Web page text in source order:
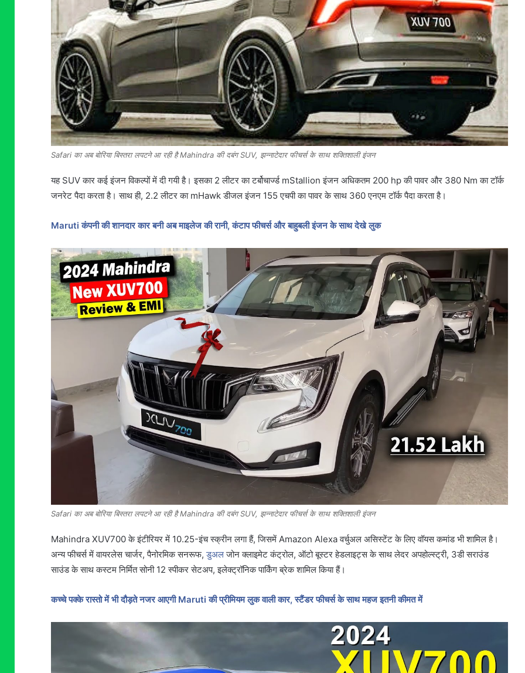
Safari का अब बोरिया बिस्तरा लपटने आ रही है Mahindra की दबंग SUV, झन्नाटेदार फीचर्स के साथ शक्तिशाली इंजन
यह SUV कार कई इंजन विकल्पों में दी गयी है। इसका 2 लीटर का टर्बोचार्ज्ड mStallion इंजन अधिकतम 200 hp की पावर और 380 Nm का टॉर्क
जनरेट पैदा करता है। साथ ही, 2.2 लीटर का mHawk डीजल इंजन 155 एचपी का पावर के साथ 360 एनएम टॉर्क पैदा करता है।
Maruti कंपनी की शानदार कार बनी अब माइलेज की रानी, कंटाप फीचर्स और बाहुबली इंजन के साथ देखे लुक
Safari का अब बोरिया बिस्तरा लपटने आ रही है Mahindra की दबंग SUV, झन्नाटेदार फीचर्स के साथ शक्तिशाली इंजन
Mahindra XUV700 के इंटीरियर में 10.25-इंच स्क्रीन लगा हैं, जिसमें Amazon Alexa वर्चुअल असिस्टेंट के लिए वॉयस कमांड भी शामिल है।
अन्य फीचर्स में वायरलेस चार्जर, पैनोरमिक सनरूफ,डुअलजोन क्लाइमेट कंट्रोल, ऑटो बूस्टर हेडलाइट्स के साथ लेदर अपहोल्स्ट्री, 3डी सराउंड
साउंड के साथ कस्टम निर्मित सोनी 12 स्पीकर सेटअप, इलेक्ट्रॉनिक पार्किंग ब्रेक शामिल किया हैं।
कच्चे पक्के रास्तो में भी दौड़ते नजर आएगी Maruti की प्रीमियम लुक वाली कार, स्टैंडर फीचर्स के साथ महज इतनी कीमत में